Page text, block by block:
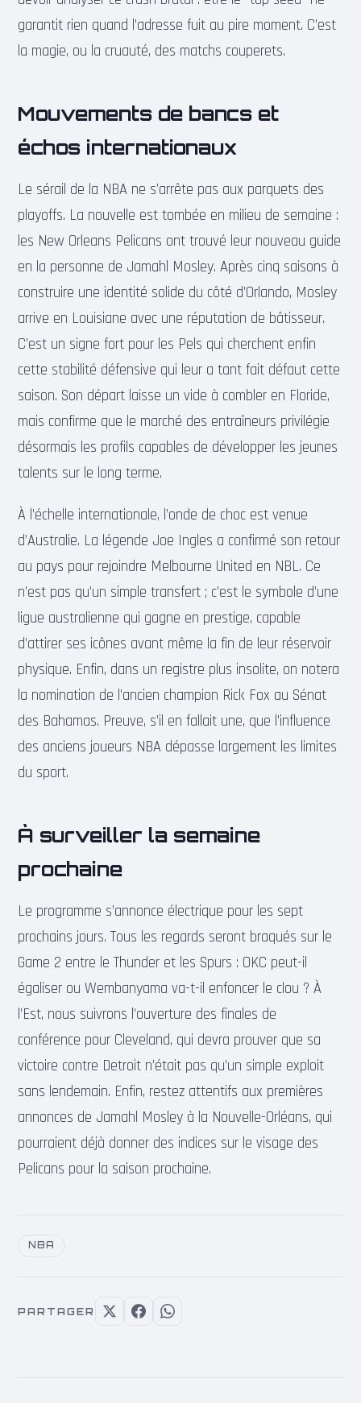
garantit rien quand l’adresse fuit au pire moment. C’est
la magie, ou la cruauté, des matchs couperets.
Mouvements de bancs et
échos internationaux
Le sérail de la NBA ne s’arrête pas aux parquets des
playoffs. La nouvelle est tombée en milieu de semaine :
les New Orleans Pelicans ont trouvé leur nouveau guide
en la personne de Jamahl Mosley. Après cinq saisons à
construire une identité solide du côté d’Orlando, Mosley
arrive en Louisiane avec une réputation de bâtisseur.
C’est un signe fort pour les Pels qui cherchent enfin
cette stabilité défensive qui leur a tant fait défaut cette
saison. Son départ laisse un vide à combler en Floride,
mais confirme que le marché des entraîneurs privilégie
désormais les profils capables de développer les jeunes
talents sur le long terme.
À l’échelle internationale, l’onde de choc est venue
d’Australie. La légende Joe Ingles a confirmé son retour
au pays pour rejoindre Melbourne United en NBL. Ce
n’est pas qu’un simple transfert ; c’est le symbole d’une
ligue australienne qui gagne en prestige, capable
d’attirer ses icônes avant même la fin de leur réservoir
physique. Enfin, dans un registre plus insolite, on notera
la nomination de l’ancien champion Rick Fox au Sénat
des Bahamas. Preuve, s’il en fallait une, que l’influence
des anciens joueurs NBA dépasse largement les limites
du sport.
À surveiller la semaine
prochaine
Le programme s’annonce électrique pour les sept
prochains jours. Tous les regards seront braqués sur le
Game 2 entre le Thunder et les Spurs : OKC peut-il
égaliser ou Wembanyama va-t-il enfoncer le clou ? À
l’Est, nous suivrons l’ouverture des finales de
conférence pour Cleveland, qui devra prouver que sa
victoire contre Detroit n’était pas qu’un simple exploit
sans lendemain. Enfin, restez attentifs aux premières
annonces de Jamahl Mosley à la Nouvelle-Orléans, qui
pourraient déjà donner des indices sur le visage des
Pelicans pour la saison prochaine.
NBA
PARTAGER